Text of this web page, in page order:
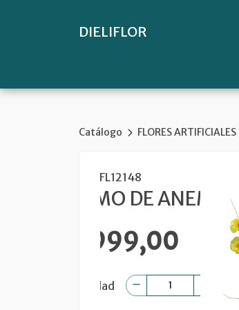
DIELIFLOR
Catálogo FLORES ARTIFICIALES